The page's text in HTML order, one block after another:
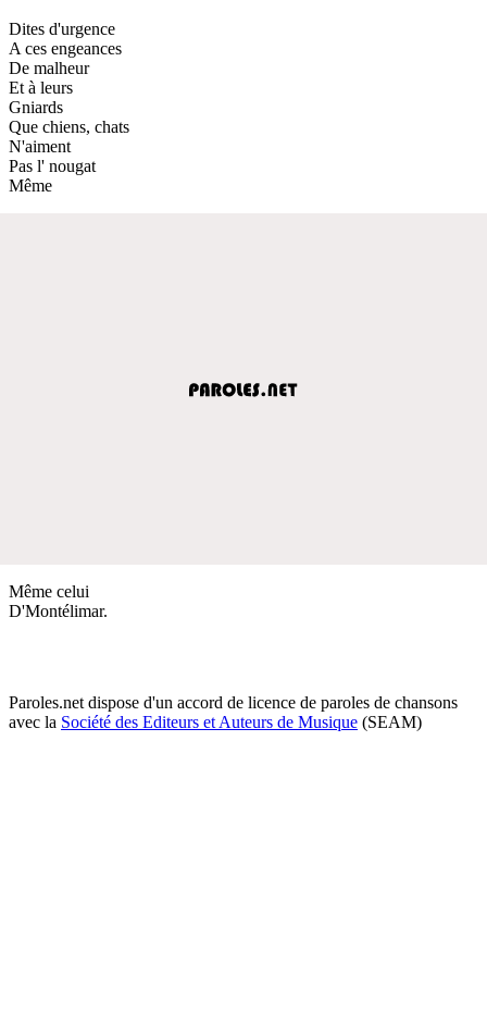
Dites d'urgence
A ces engeances
De malheur
Et à leurs
Gniards
Que chiens, chats
N'aiment
Pas l' nougat
Même
Même celui
D'Montélimar.
Paroles.net dispose d'un accord de licence de paroles de chansons
avec la Société des Editeurs et Auteurs de Musique (SEAM)